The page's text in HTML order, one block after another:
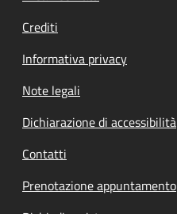
Crediti
Informativa privacy
Note legali
Dichiarazione di accessibilità
Contatti
Prenotazione appuntamento